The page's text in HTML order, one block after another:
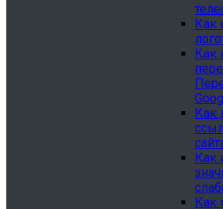
Как
Как
Как
Как
Как